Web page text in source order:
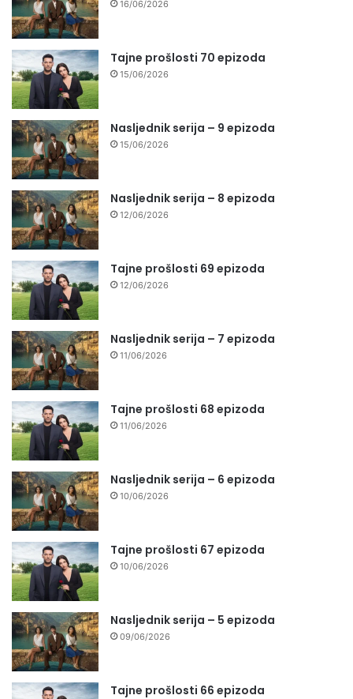
16/06/2026
Tajne prošlosti 70 epizoda
15/06/2026
Nasljednik serija – 9 epizoda
15/06/2026
Nasljednik serija – 8 epizoda
12/06/2026
Tajne prošlosti 69 epizoda
12/06/2026
Nasljednik serija – 7 epizoda
11/06/2026
Tajne prošlosti 68 epizoda
11/06/2026
Nasljednik serija – 6 epizoda
10/06/2026
Tajne prošlosti 67 epizoda
10/06/2026
Nasljednik serija – 5 epizoda
09/06/2026
Tajne prošlosti 66 epizoda